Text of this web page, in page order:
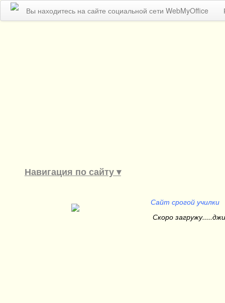
Вы находитесь на сайте социальной сети WebMyOffice
Навигация по сайту ▾
Сайт срогой училки
Скоро